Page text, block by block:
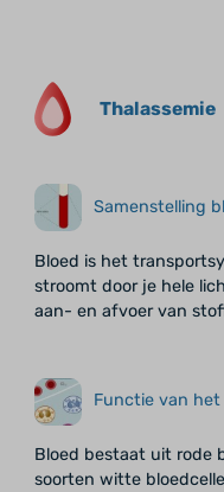
Thalassemie
Samenstelling
Bloed is het
stroomt door je hele
aan- en afvoer van
Functie van het
Bloed bestaat uit rode
soorten witte